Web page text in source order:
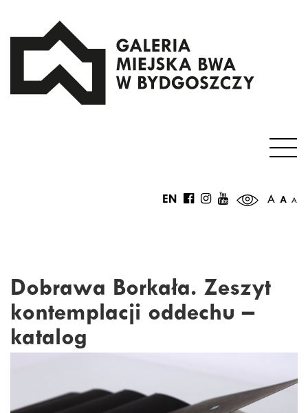
A A A
EN
Dobrawa Borkała. Zeszyt
kontemplacji oddechu –
katalog